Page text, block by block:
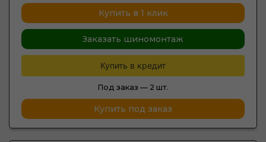
Купить в 1 клик
Заказать шиномонтаж
Купить в кредит
Под заказ — 2 шт.
Купить под заказ